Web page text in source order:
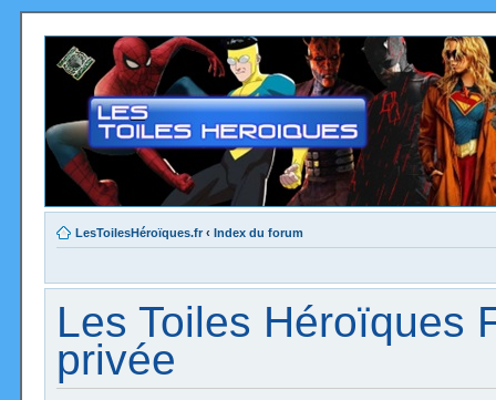
LesToilesHéroïques.fr ‹ Index du forum
Les Toiles Héroïques
privée